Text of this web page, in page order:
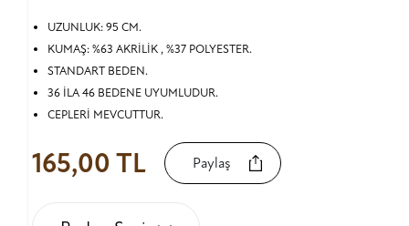
UZUNLUK: 95 CM.
KUMAŞ: %63 AKRİLİK , %37 POLYESTER.
STANDART BEDEN.
36 İLA 46 BEDENE UYUMLUDUR.
CEPLERİ MEVCUTTUR.
165,00 TL Paylaş